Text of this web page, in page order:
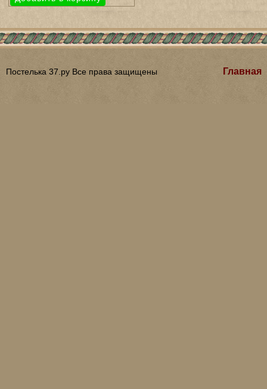
Постелька 37.ру Все права защищены Главная